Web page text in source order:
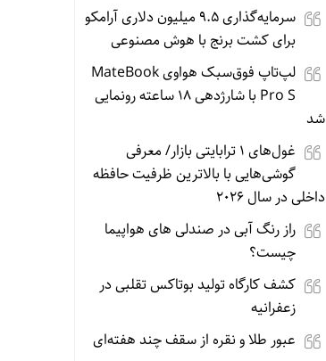
سرمایه‌گذاری ۹.۵ میلیون دلاری آرامکو
برای کشت برنج با هوش مصنوعی
لپ‌تاپ فوق‌سبک هواوی MateBook
Pro S با شارژدهی ۱۸ ساعته رونمایی
شد
غول‌های ۱ ترابایتی بازار/ معرفی
گوشی‌هایی با بالاترین ظرفیت حافظه
داخلی در سال ۲۰۲۶
راز رنگ آبی در صندلی های هواپیما
چیست؟
کشف کارگاه تولید بوتاکس تقلبی در
زعفرانیه
عبور طلا و نقره از سقف چند هفته‌ای